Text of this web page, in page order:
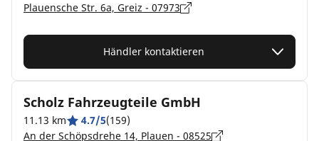
Plauensche Str. 6a, Greiz - 07973
Händler kontaktieren
Scholz Fahrzeugteile GmbH
11.13 km 4.7/5(159)
An der Schöpsdrehe 14, Plauen - 08525